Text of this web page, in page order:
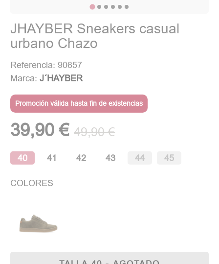
JHAYBER Sneakers casual
urbano Chazo
Referencia: 90657
Marca:J´HAYBER
Promoción válida hasta fin de existencias
39,90 € 49,90 €
40 41 42 43 44 45
COLORES